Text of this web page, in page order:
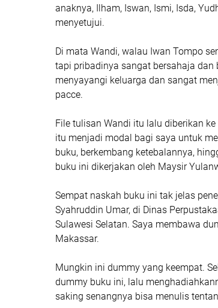
anaknya, Ilham, Iswan, Ismi, Isda,
menyetujui.
Di mata Wandi, walau Iwan Tompo
tapi pribadinya sangat bersahaja
menyayangi keluarga dan sangat
pacce.
File tulisan Wandi itu lalu diberikan
itu menjadi modal bagi saya untuk
buku, berkembang ketebalannya,
buku ini dikerjakan oleh Maysir
Sempat naskah buku ini tak jelas
Syahruddin Umar, di Dinas
Sulawesi Selatan. Saya membawa
Makassar.
Mungkin ini dummy yang keempat.
dummy buku ini, lalu
saking senangnya bisa menulis